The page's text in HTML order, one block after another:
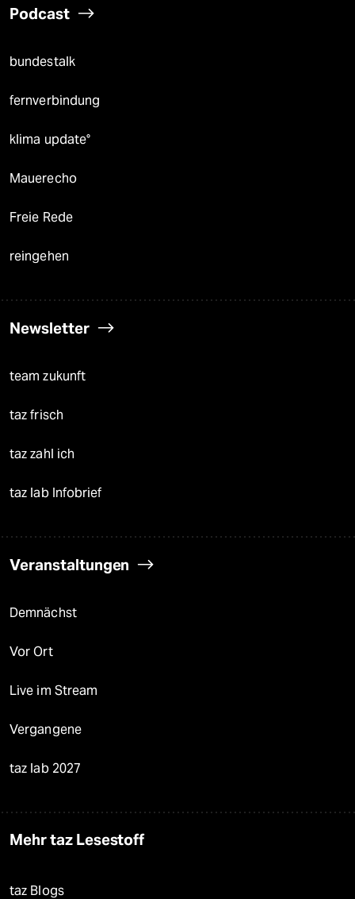
Podcast
bundestalk
fernverbindung
klima update°
Mauerecho
Freie Rede
reingehen
Newsletter
team zukunft
taz frisch
taz zahl ich
taz lab Infobrief
Veranstaltungen
Demnächst
Vor Ort
Live im Stream
Vergangene
taz lab 2027
Mehr taz Lesestoff
taz Blogs